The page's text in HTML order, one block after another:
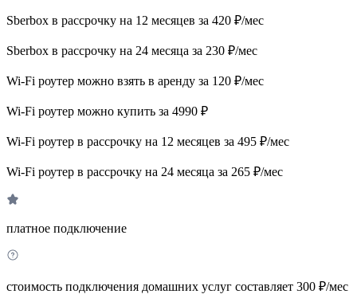
Sberbox в рассрочку на 12 месяцев за 420 ₽/мес
Sberbox в рассрочку на 24 месяца за 230 ₽/мес
Wi-Fi роутер можно взять в аренду за 120 ₽/мес
Wi-Fi роутер можно купить за 4990 ₽
Wi-Fi роутер в рассрочку на 12 месяцев за 495 ₽/мес
Wi-Fi роутер в рассрочку на 24 месяца за 265 ₽/мес
платное подключение
стоимость подключения домашних услуг составляет 300 ₽/мес